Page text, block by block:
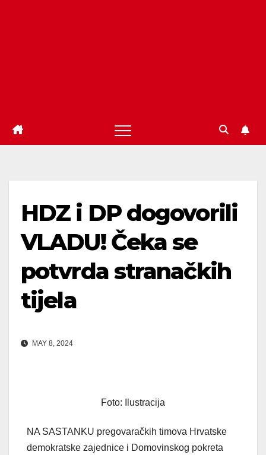
HDZ i DP dogovorili
VLADU! Čeka se
potvrda stranačkih
tijela
MAY 8, 2024
Foto: Ilustracija
NA SASTANKU pregovaračkih timova Hrvatske
demokratske zajednice i Domovinskog pokreta